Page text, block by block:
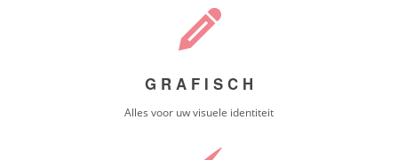
G R A F I S C H
Alles voor uw visuele identiteit